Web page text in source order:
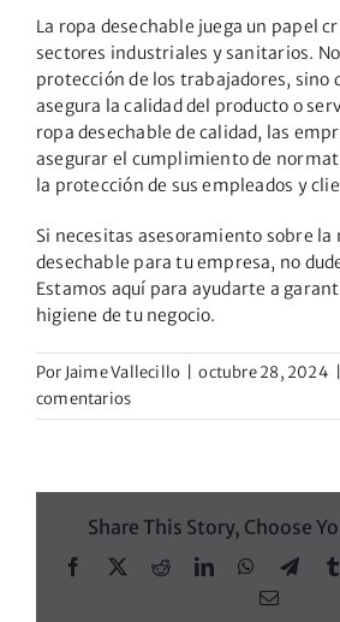
La ropa desechable juega un papel
sectores industriales y sanitarios.
protección de los trabajadores, sino
asegura la calidad del producto o
ropa desechable de calidad, las
asegurar el cumplimiento de
la protección de sus empleados y
Si necesitas asesoramiento sobre la
desechable para tu empresa, no
Estamos aquí para ayudarte a
higiene de tu negocio.
Por Jaime Vallecillo octubre 28, 2024
comentarios
Share This Story, Choose
Facebook
X RedditLinkedInWhatsApp
Correo